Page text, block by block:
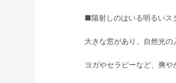
■陽射しのはいる明るいス
大きな窓があり、自然光の
ヨガやセラピーなど、爽